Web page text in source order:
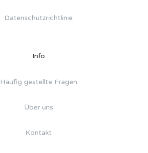
Datenschutzrichtlinie
Info
Häufig gestellte Fragen
Über uns
Kontakt